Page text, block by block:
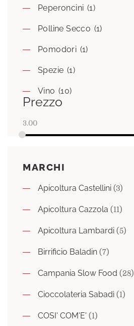
Peperoncini (1)
Polline Secco (1)
Pomodori (1)
Spezie (1)
Vino (10)
Prezzo
3.00
MARCHI
Apicoltura Castellini (3)
Apicoltura Cazzola (11)
Apicoltura Lambardi (5)
Birrificio Baladin (7)
Campania Slow Food (28)
Cioccolateria Sabadì (1)
COSI' COM'E' (1)